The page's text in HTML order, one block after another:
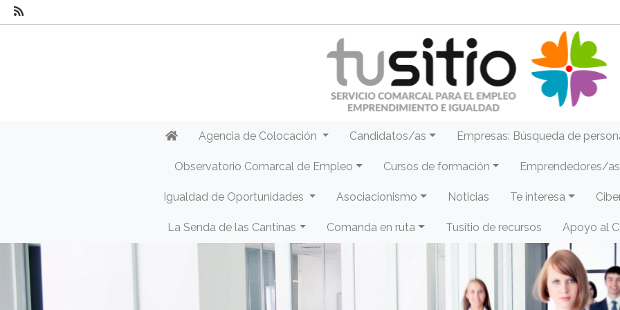
Agencia de Colocación Candidatos/as Empresas: Búsqueda de
Observatorio Comarcal de Empleo Cursos de formación Emprendedores/
Igualdad de Oportunidades Asociacionismo Noticias Te interesa
La Senda de las Cantinas Comanda en ruta Tusitio de recursos Apoyo al